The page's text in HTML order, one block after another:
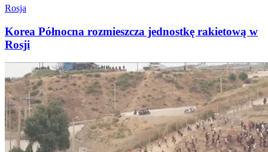
Rosja
Korea Północna rozmieszcza jednostkę rakietową w
Rosji